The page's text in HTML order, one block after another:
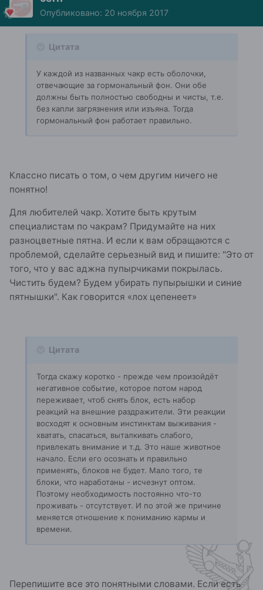
Опубликовано: 20 ноября 2017
Цитата
У каждой из названных чакр есть оболочки,
отвечающие за гормональный фон. Они обе
должны быть полностью свободны и чисты, т.е.
без капли загрязнения или изъяна. Тогда
гормональный фон работает правильно.
Классно писать о том, о чем другим ничего не
понятно!
Для любителей чакр. Хотите быть крутым
специалистам по чакрам? Придумайте на них
разноцветные пятна. И если к вам обращаются с
проблемой, сделайте серьезный вид и пишите: "Это от
того, что у вас аджна пупырчиками покрылась.
Чистить будем? Будем убирать пупырышки и синие
пятнышки". Как говорится «лох цепенеет»
Цитата
Тогда скажу коротко - прежде чем произойдёт
негативное событие, которое потом народ
переживает, чтоб снять блок, есть набор
реакций на внешние раздражители. Эти реакции
восходят к основным инстинктам выживания -
хватать, спасаться, выталкивать слабого,
привлекать внимание и т.д. Это наше животное
начало. Если его осознать и правильно
применять, блоков не будет. Мало того, те
блоки, что наработаны - исчезнут оптом.
Поэтому необходимость постоянно что-то
проживать - отсутствует. И по этой же причине
меняется отношение к пониманию кармы и
времени.
Перепишите все это понятными словами. Если есть